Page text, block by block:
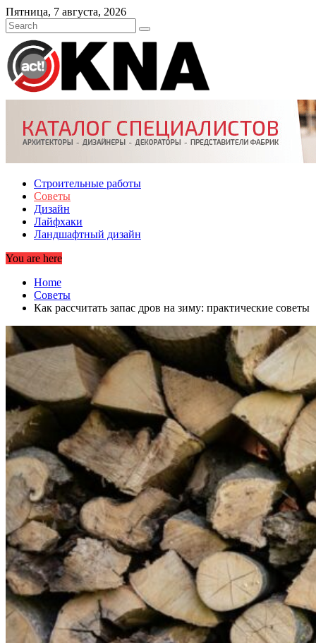
Skip
to
content
Пятница, 7 августа, 2026
Строительные работы
Советы
Дизайн
Лайфхаки
Ландшафтный дизайн
You are here
Home
Советы
Как рассчитать запас дров на зиму: практические советы